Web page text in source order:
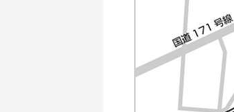
乳製品の工場
明治なるほどファクトリー関西(貝